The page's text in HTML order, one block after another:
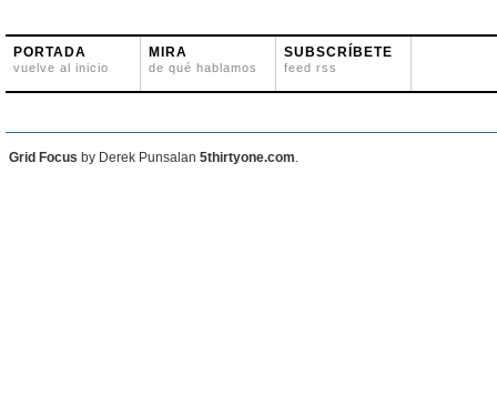
PORTADA
vuelve al inicio
MIRA
de qué hablamos
SUBSCRÍBETE
feed rss
Grid Focus by Derek Punsalan 5thirtyone.com.